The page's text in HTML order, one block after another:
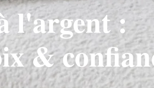
l'argent :
&